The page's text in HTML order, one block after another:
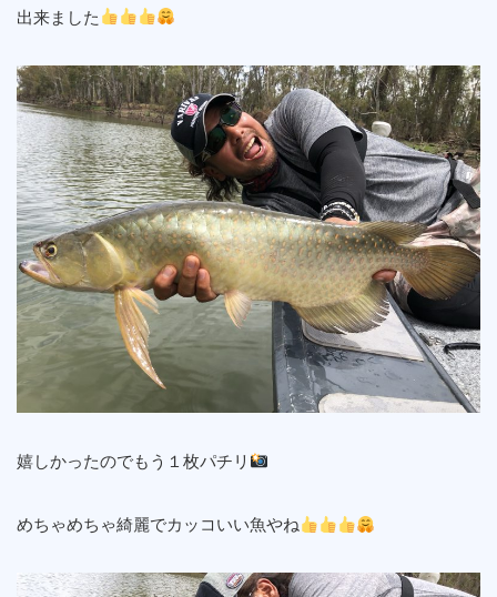
出来ました
嬉しかったのでもう１枚パチリ
めちゃめちゃ綺麗でカッコいい魚やね